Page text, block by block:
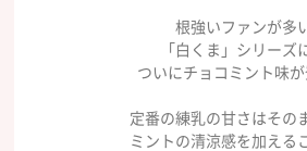
根強いファンが多
「白くま」シリーズ
ついにチョコミント味
定番の練乳の甘さはその
ミントの清涼感を加える